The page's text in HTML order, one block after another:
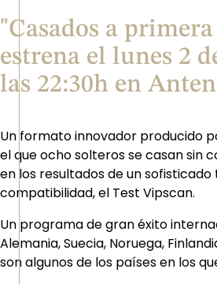
"Casados a
estrena el lunes 2
las 22:30h en
Un formato innovador producido
el que ocho solteros se casan sin
en los resultados de un
compatibilidad, el Test Vipscan.
Un programa de gran éxito
Alemania, Suecia, Noruega,
son algunos de los países en los